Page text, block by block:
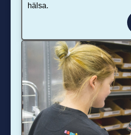
hälsa.